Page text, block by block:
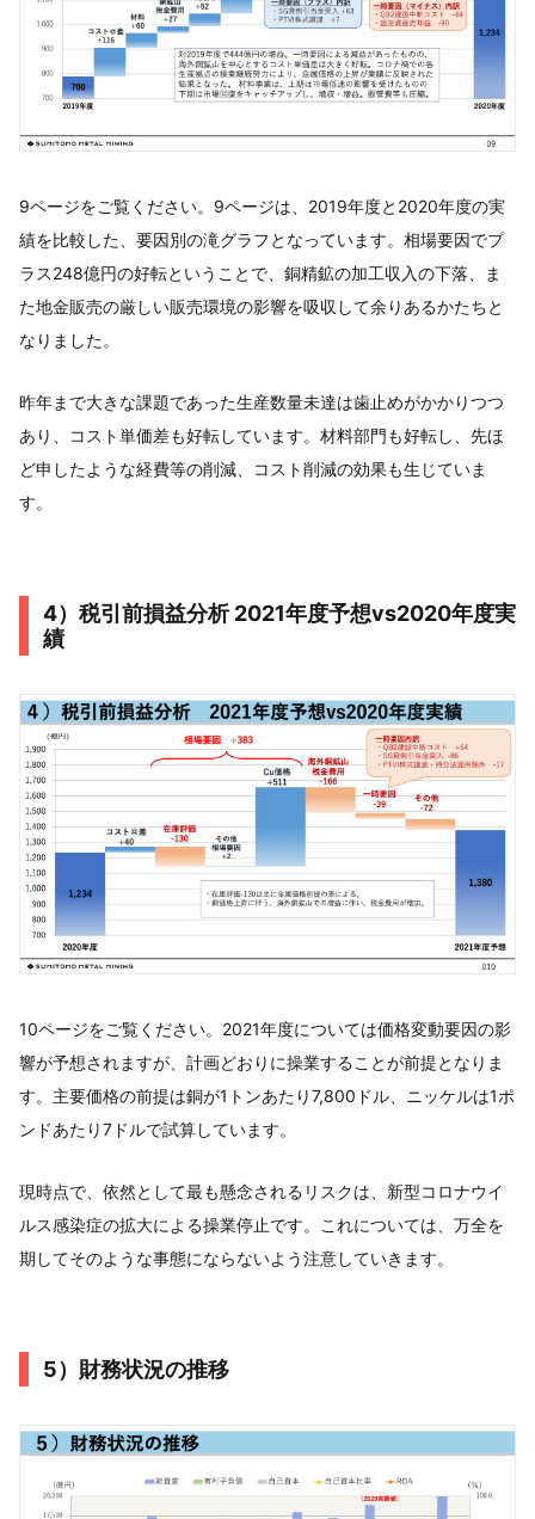
9ページをご覧ください。9ページは、2019年度と2020年度の実
績を比較した、要因別の滝グラフとなっています。相場要因でプ
ラス248億円の好転ということで、銅精鉱の加工収入の下落、ま
た地金販売の厳しい販売環境の影響を吸収して余りあるかたちと
なりました。
昨年まで大きな課題であった生産数量未達は歯止めがかかりつつ
あり、コスト単価差も好転しています。材料部門も好転し、先ほ
ど申したような経費等の削減、コスト削減の効果も生じていま
す。
4）税引前損益分析 2021年度予想vs2020年度実
績
10ページをご覧ください。2021年度については価格変動要因の影
響が予想されますが、計画どおりに操業することが前提となりま
す。主要価格の前提は銅が1トンあたり7,800ドル、ニッケルは1ポ
ンドあたり7ドルで試算しています。
現時点で、依然として最も懸念されるリスクは、新型コロナウイ
ルス感染症の拡大による操業停止です。これについては、万全を
期してそのような事態にならないよう注意していきます。
5）財務状況の推移